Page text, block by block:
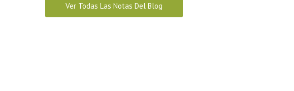
Ver Todas Las Notas Del Blog